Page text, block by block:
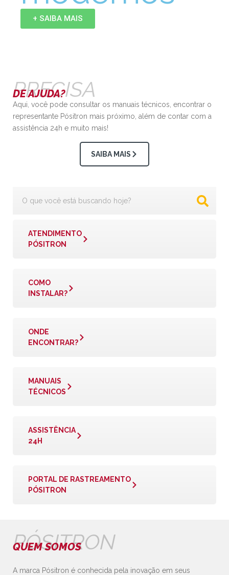
+ SAIBA MAIS
PRECISA
DE AJUDA?
Aqui, você pode consultar os manuais técnicos, encontrar o
representante Pósitron mais próximo, além de contar com a
assistência 24h e muito mais!
SAIBA MAIS
ATENDIMENTO
PÓSITRON
COMO
INSTALAR?
ONDE
ENCONTRAR?
MANUAIS
TÉCNICOS
ASSISTÊNCIA
24H
PORTAL DE RASTREAMENTO
PÓSITRON
PÓSITRON
QUEM SOMOS
A marca Pósitron é conhecida pela inovação em seus